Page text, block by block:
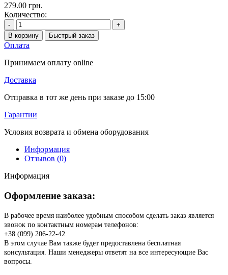
279.00 грн.
Количество:
-
+
В корзину
Быстрый заказ
Оплата
Принимаем оплату online
Доставка
Отправка в тот же день при заказе до 15:00
Гарантии
Условия возврата и обмена оборудования
Информация
Отзывов (0)
Информация
Оформление заказа:
В рабочее время наиболее удобным способом сделать заказ является
звонок по контактным номерам телефонов:
+38 (099) 206-22-42
В этом случае Вам также будет предоставлена бесплатная
консультация. Наши менеджеры ответят на все интересующие Вас
вопросы.